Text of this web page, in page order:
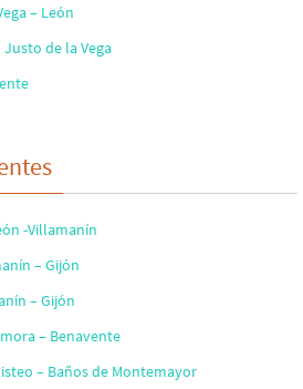
– León
Justo de la Vega
-Villamanín
– Gijón
– Gijón
– Benavente
– Baños de Montemayor